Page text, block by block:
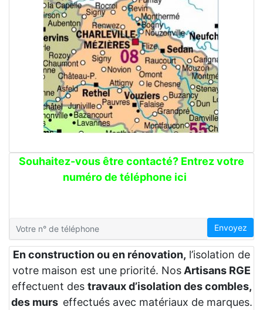
Souhaitez-vous être contacté? Entrez votre
numéro de téléphone ici
Envoyez
En construction ou en rénovation, l’isolation de
votre maison est une priorité. Nos Artisans RGE
effectuent des travaux d’isolation des combles,
des murs effectués avec matériaux de marques.